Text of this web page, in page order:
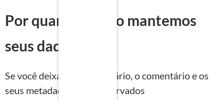
Por quanto tempo mantemos
seus dados
Se você deixar um comentário, o comentário e os
seus metadados são conservados